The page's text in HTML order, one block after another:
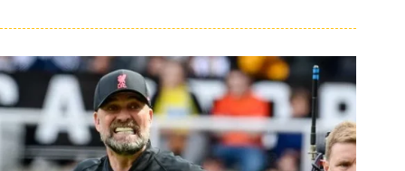
Bollaert,
un
derby
en
dents
de
scie